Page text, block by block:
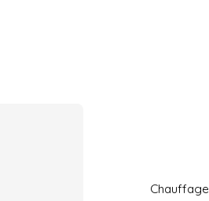
Chauffage